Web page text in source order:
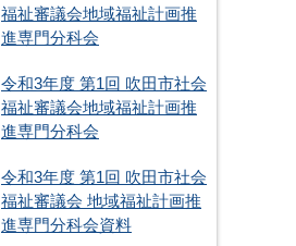
福祉審議会地域福祉計画推
進専門分科会
令和3年度 第1回 吹田市社会
福祉審議会地域福祉計画推
進専門分科会
令和3年度 第1回 吹田市社会
福祉審議会 地域福祉計画推
進専門分科会資料